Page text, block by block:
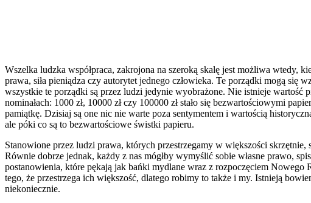
Wszelka ludzka współpraca, zakrojona na szeroką skalę jest możliwa wtedy,
prawa, siła pieniądza czy autorytet jednego człowieka. Te porządki mogą
wszystkie te porządki są przez ludzi jedynie wyobrażone. Nie istnieje wartość
nominałach: 1000 zł, 10000 zł czy 100000 zł stało się bezwartościowymi
pamiątkę. Dzisiaj są one nic nie warte poza sentymentem i wartością
ale póki co są to bezwartościowe świstki papieru.
Stanowione przez ludzi prawa, których przestrzegamy w większości
Równie dobrze jednak, każdy z nas mógłby wymyślić sobie własne prawo,
postanowienia, które pękają jak bańki mydlane wraz z rozpoczęciem Nowego
tego, że przestrzega ich większość, dlatego robimy to także i my. Istnieją
niekoniecznie.